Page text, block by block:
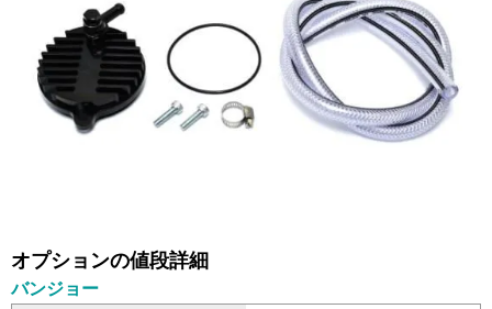
オプションの値段詳細
バンジョー